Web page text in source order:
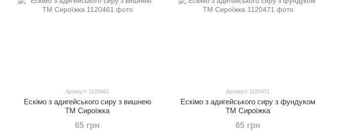
Артикул: 1120461
Ескімо з адигейського сиру з вишнею
ТМ Сироїжка
65 грн
Артикул: 1120471
Ескімо з адигейського сиру з фундуком
ТМ Сироїжка
65 грн